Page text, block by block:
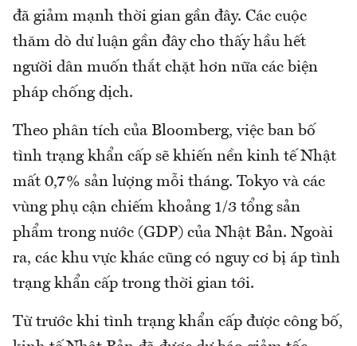
đã giảm mạnh thời gian gần đây. Các cuộc
thăm dò dư luận gần đây cho thấy hầu hết
người dân muốn thắt chặt hơn nữa các biện
pháp chống dịch.
Theo phân tích của Bloomberg, việc ban bố
tình trạng khẩn cấp sẽ khiến nền kinh tế Nhật
mất 0,7% sản lượng mỗi tháng. Tokyo và các
vùng phụ cận chiếm khoảng 1/3 tổng sản
phẩm trong nước (GDP) của Nhật Bản. Ngoài
ra, các khu vực khác cũng có nguy cơ bị áp tình
trạng khẩn cấp trong thời gian tới.
Từ trước khi tình trạng khẩn cấp được công bố,